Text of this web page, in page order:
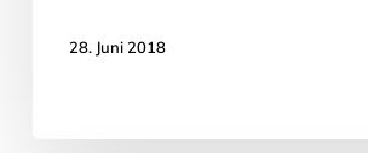
28. Juni 2018